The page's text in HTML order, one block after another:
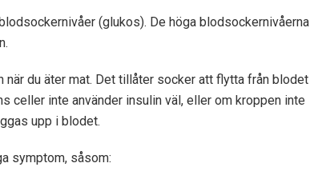
(glukos). De höga blodsockernivåerna
du äter mat. Det tillåter socker att flytta från blodet
celler inte använder insulin väl, eller om kroppen inte
upp i blodet.
symptom, såsom: